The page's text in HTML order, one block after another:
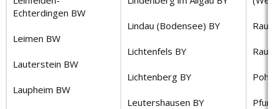
Echterdingen BW
Leimen BW
Lauterstein BW
Laupheim BW
Lindau (Bodensee) BY
Lichtenfels BY
Lichtenberg BY
Leutershausen BY